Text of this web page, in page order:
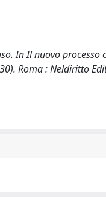
In Il nuovo processo
Roma : Neldiritto